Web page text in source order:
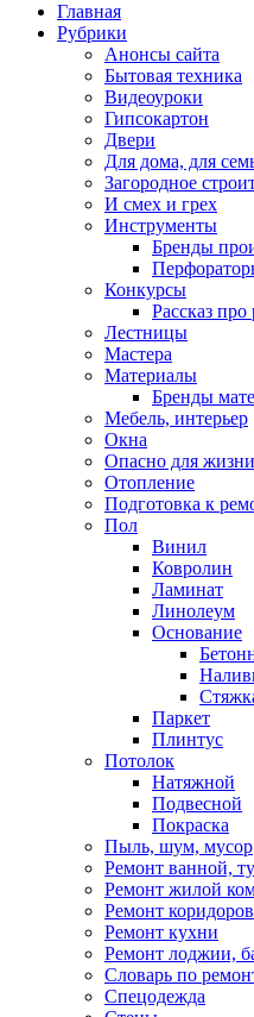
Главная
Рубрики
Анонсы сайта
Бытовая техника
Видеоуроки
Гипсокартон
Двери
Для дома, для
Загородное
И смех и грех
Инструменты
Бренды
Конкурсы
Рассказ про
Лестницы
Мастера
Материалы
Бренды
Мебель, интерьер
Окна
Опасно для жизни
Отопление
Подготовка к
Пол
Винил
Ковролин
Ламинат
Линолеум
Основание
Паркет
Плинтус
Потолок
Натяжной
Подвесной
Покраска
Пыль, шум, мусор
Ремонт ванной,
Ремонт жилой
Ремонт коридоров
Ремонт кухни
Ремонт лоджии,
Словарь по
Спецодежда